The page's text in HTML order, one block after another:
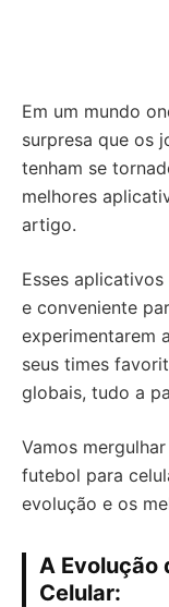
Em um mundo
surpresa que os
tenham se
melhores
artigo.
Esses
e conveniente
experimentarem
seus times
globais, tudo a
Vamos
futebol para
evolução e os
A Evolução
Celular: